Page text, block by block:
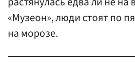
«Музеон», люди стоят по
на морозе.